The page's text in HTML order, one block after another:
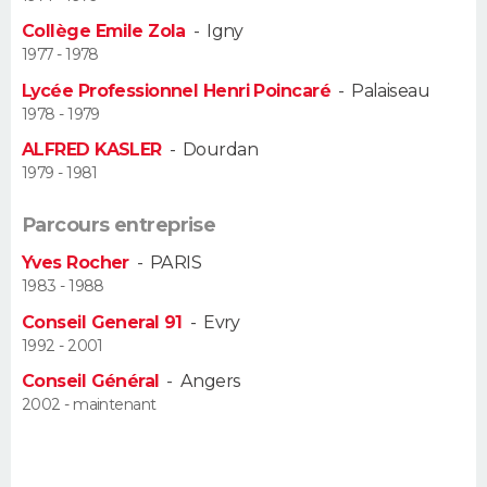
Alimentation
Guide de la santé
Maladies
Médicaments
Sommeil
VOYAGE
Destinations
City break
Voyage nature
Voyage de noces
Forum
Climat
+
PHOTO
GUIDES D'ACHAT
CARTE DE VOEUX
Carte de Noël
Carte Bonne année
Carte Saint-Valentin
Carte Pâques
Carte d'anniversaire
Dictionnaire
Biographies
Citations
Expressions
Proverbes
PROGRAMME TV
COPAINS D'AVANT
Collège Emile Zola - Igny
1977 - 1978
Lycée Professionnel Henri Poincaré- Palaiseau
1978 - 1979
ALFRED KASLER- Dourdan
1979 - 1981
Parcours entreprise
Yves Rocher- PARIS
1983 - 1988
Conseil General 91 - Evry
1992 - 2001
Conseil Général - Angers
2002 - maintenant